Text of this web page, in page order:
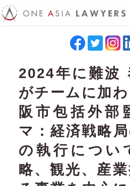
2024年に難波
がチームに加
阪市包括外部
マ：経済戦略
の執行につい
略、観光、産